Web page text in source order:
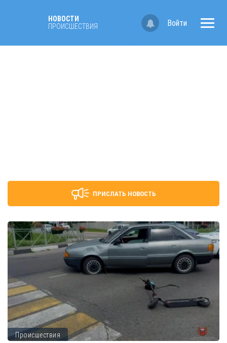
НОВОСТИ
ПРОИСШЕСТВИЯ
Войти
ПРИСЛАТЬ НОВОСТЬ
Происшествия